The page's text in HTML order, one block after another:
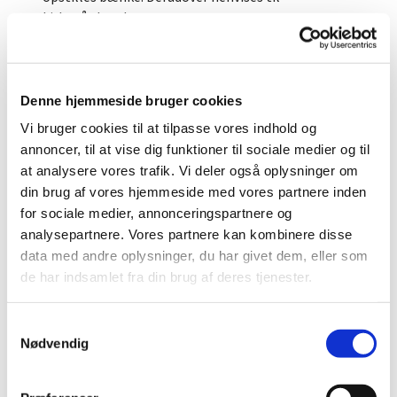
Denne hjemmeside bruger cookies
Vi bruger cookies til at tilpasse vores indhold og
annoncer, til at vise dig funktioner til sociale medier og til
at analysere vores trafik. Vi deler også oplysninger om
din brug af vores hjemmeside med vores partnere inden
for sociale medier, annonceringspartnere og
analysepartnere. Vores partnere kan kombinere disse
data med andre oplysninger, du har givet dem, eller som
de har indsamlet fra din brug af deres tjenester.
Nødvendig
kirkegårdsvedtægterne.
PRISER gældende for 2 personers urnegravsted
Man kan vælge at indbetale et beløb for hele
gravfredsperioden (GIAS aftale), eller der kan
betales på årlig regning. Alm.vedligeholdelse
(kun på årlig regning): 961 kr. pr.år Denne pris
dækker fjernelse af ukrudt/rivning af
gravsted/fjernelse af visne blomster.
Udvidet vedligeholdelse(kun som GIAS aftale
min. 5 år: 1.243 kr. pr.år Denne pris dækker udover
den alm. vedligeholdelse pålæggelse af perlesten
eller udskiftning af planter/opretning efter